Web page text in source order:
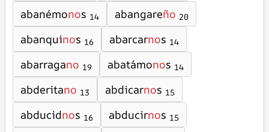
abanémonos 14 abangareño 20
abanquinos 16 abarcarnos 14
abarragano 19 abatámonos 14
abderitano 13 abdicarnos 15
abducidnos 16 abducirnos 15